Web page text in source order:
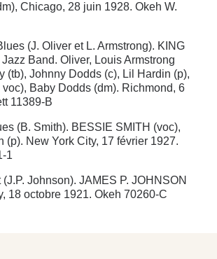
Chicago, 28 juin 1928. Okeh W.
(J. Oliver et L. Armstrong). KING
Band. Oliver, Louis Armstrong
(tb), Johnny Dodds (c), Lil Hardin (p),
Baby Dodds (dm). Richmond, 6
11389-B
(B. Smith). BESSIE SMITH (voc),
(p). New York City, 17 février 1927.
1
Johnson). JAMES P. JOHNSON
18 octobre 1921. Okeh 70260-C